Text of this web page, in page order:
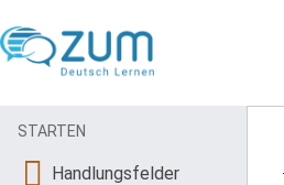
STARTEN
Handlungsfelder